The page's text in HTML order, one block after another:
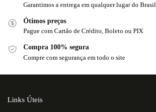
Garantimos a entrega em qualquer lugar do Brasil
Ótimos preços
Pague com Cartão de Crédito, Boleto ou PIX
Compra 100% segura
Compre com segurança em todo o site
Links Úteis